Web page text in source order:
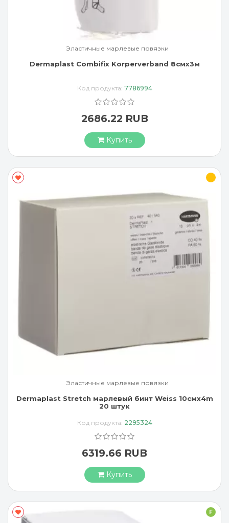
Эластичные марлевые повязки
Dermaplast Combifix Korperverband 8смx3м
Код продукта: 7786994
2686.22 RUB
Купить
Эластичные марлевые повязки
Dermaplast Stretch марлевый бинт Weiss 10смx4m
20 штук
Код продукта: 2295324
6319.66 RUB
Купить
F